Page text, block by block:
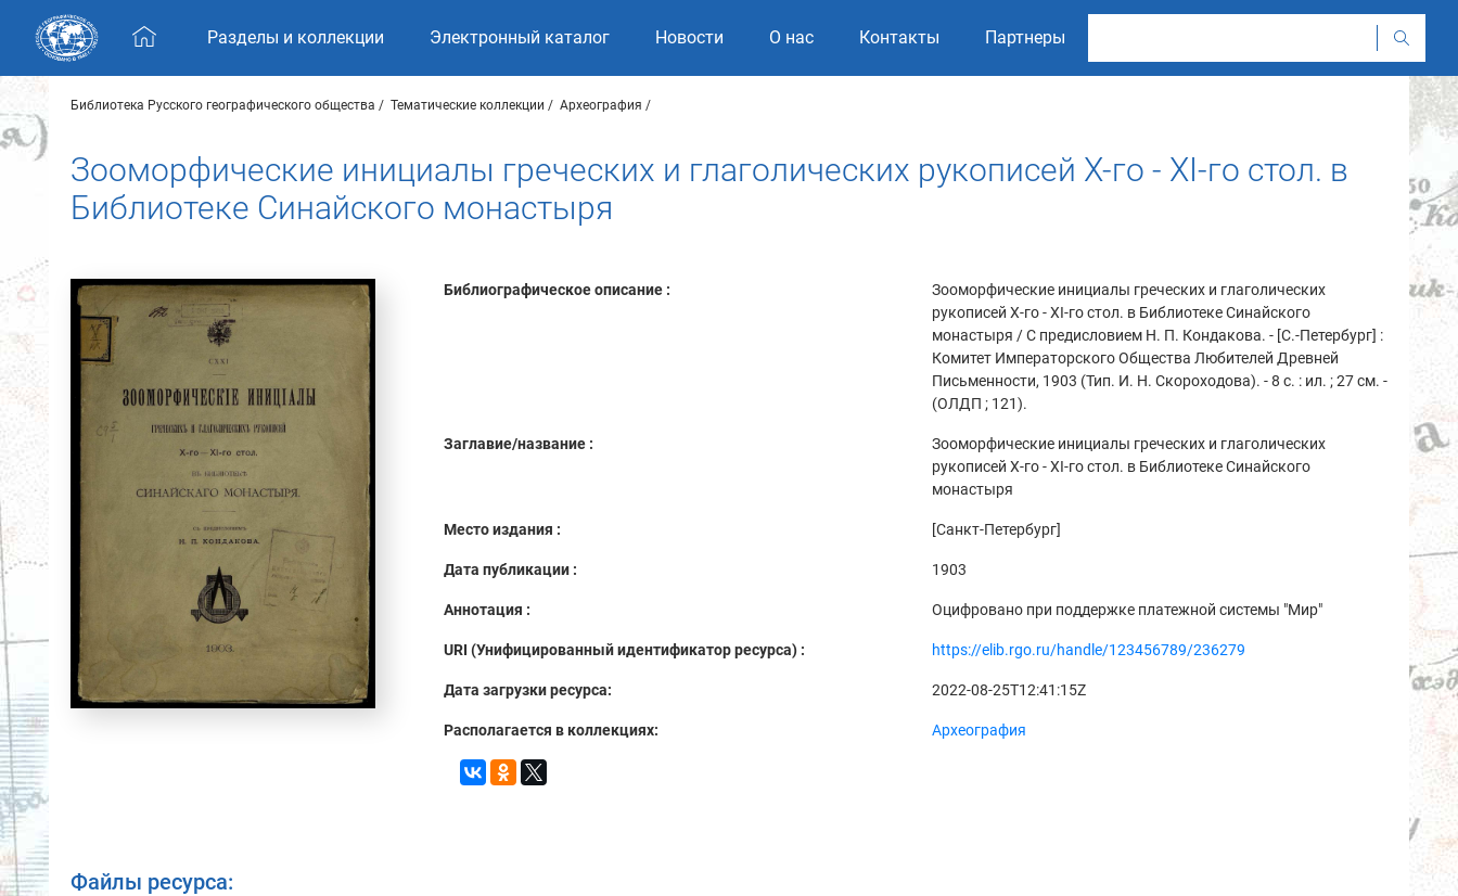
Skip navigation
Разделы и коллекции Электронный каталог Новости О нас Контакты Партнеры
Библиотека Русского географического общества Тематические коллекции Археография
Зооморфические инициалы греческих и глаголических рукописей X-го - XI-го стол. в
Библиотеке Синайского монастыря
Библиографическое описание :
Зооморфические инициалы греческих и глаголических
рукописей X-го - XI-го стол. в Библиотеке Синайского
монастыря / С предисловием Н. П. Кондакова. - [С.-Петербург] :
Комитет Императорского Общества Любителей Древней
Письменности, 1903 (Тип. И. Н. Скороходова). - 8 с. : ил. ; 27 см. -
(ОЛДП ; 121).
Заглавие/название :
Зооморфические инициалы греческих и глаголических
рукописей X-го - XI-го стол. в Библиотеке Синайского
монастыря
Место издания : [Санкт-Петербург]
Дата публикации : 1903
Аннотация : Оцифровано при поддержке платежной системы "Мир"
URI (Унифицированный идентификатор ресурса) : https://elib.rgo.ru/handle/123456789/236279
Дата загрузки ресурса: 2022-08-25T12:41:15Z
Располагается в коллекциях: Археография
Файлы ресурса: